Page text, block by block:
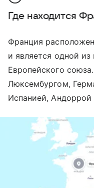
Где находится
Франция
и является одной
Европейского
Люксембургом,
Испанией,